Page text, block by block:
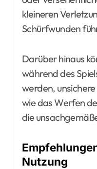
kleineren
Schürfwunden
Darüber hinaus
während des
werden,
wie das Werfen
die
Nutzung